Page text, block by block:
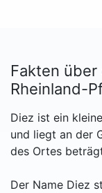
Fakten über
Rheinland-
Diez ist ein
und liegt an der
des Ortes
Der Name Diez